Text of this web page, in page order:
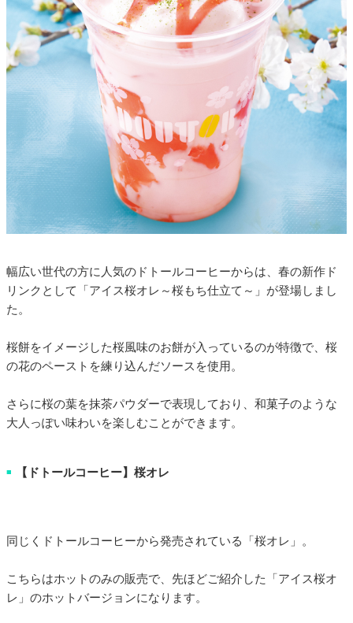
幅広い世代の方に人気のドトールコーヒーからは、春の新作ド
リンクとして「アイス桜オレ～桜もち仕立て～」が登場しまし
た。
桜餅をイメージした桜風味のお餅が入っているのが特徴で、桜
の花のペーストを練り込んだソースを使用。
さらに桜の葉を抹茶パウダーで表現しており、和菓子のような
大人っぽい味わいを楽しむことができます。
■ 【ドトールコーヒー】桜オレ
同じくドトールコーヒーから発売されている「桜オレ」。
こちらはホットのみの販売で、先ほどご紹介した「アイス桜オ
レ」のホットバージョンになります。